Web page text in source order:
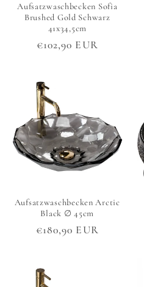
Aufsatzwaschbecken Sofia
Brushed Gold Schwarz
41x34,5cm
Normaler
€102,90 EUR
Aufsatzwaschbecken Arctic
Black ∅ 45cm
Normaler
€180,90 EUR